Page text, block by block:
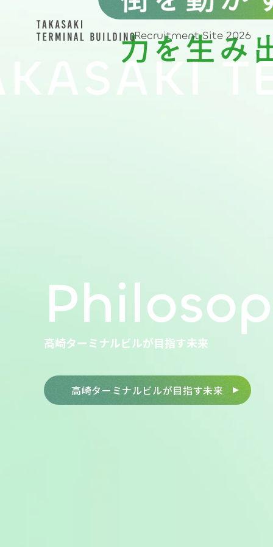
Recruitment Site 2026
高崎ターミナルビルが目指す未来
高崎ターミナルビルが目指す未来